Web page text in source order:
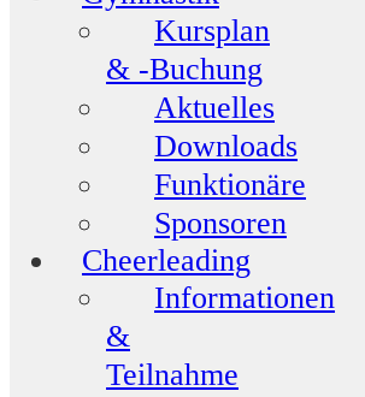
Kursplan
& -Buchung
Aktuelles
Downloads
Funktionäre
Sponsoren
Cheerleading
Informationen
&
Teilnahme